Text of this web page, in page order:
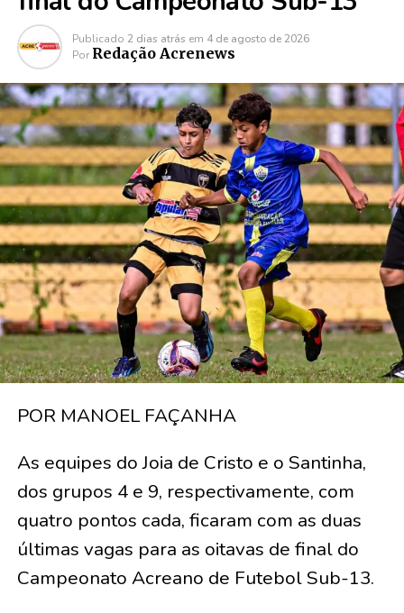
Publicado 2 dias atrás em 4 de agosto de 2026
Por Redação Acrenews
POR MANOEL FAÇANHA
As equipes do Joia de Cristo e o Santinha,
dos grupos 4 e 9, respectivamente, com
quatro pontos cada, ficaram com as duas
últimas vagas para as oitavas de final do
Campeonato Acreano de Futebol Sub-13.